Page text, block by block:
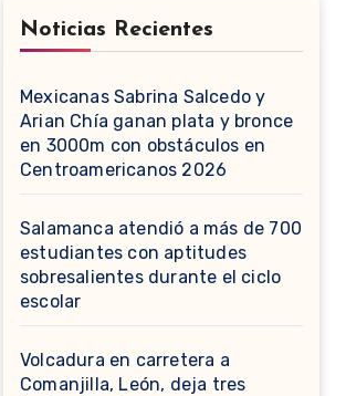
Noticias Recientes
Mexicanas Sabrina Salcedo y
Arian Chía ganan plata y bronce
en 3000m con obstáculos en
Centroamericanos 2026
Salamanca atendió a más de 700
estudiantes con aptitudes
sobresalientes durante el ciclo
escolar
Volcadura en carretera a
Comanjilla, León, deja tres